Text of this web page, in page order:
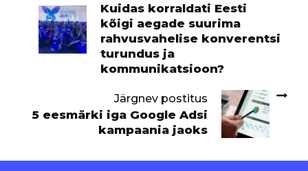
Kuidas korraldati Eesti
kõigi aegade suurima
rahvusvahelise konverentsi
turundus ja
kommunikatsioon?
Järgnev postitus
5 eesmärki iga Google Adsi
kampaania jaoks